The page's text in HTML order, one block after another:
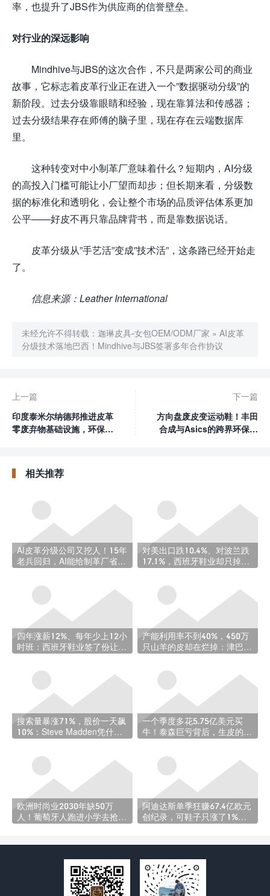
率，也提升了JBS作为供应商的信誉壁垒。
对行业的深远影响
Mindhive与JBS的这次合作，不只是两家公司的商业
故事，它标志着皮革行业正在进入一个”数据驱动分级”的
新阶段。过去分级靠眼睛和经验，现在靠算法和传感器；
过去分级结果存在师傅的脑子里，现在存在云端数据库
里。
这种转变对中小制革厂意味着什么？短期内，AI分级
的高投入门槛可能让小厂望而却步；但长期来看，分级数
据的标准化和透明化，会让整个市场的品质评估体系更加
公平——好皮不再只靠品牌背书，而是靠数据说话。
皮革分级从”手艺活”变成”技术活”，这条路已经开始走
了。
信息来源：Leather International
未经允许不得转载： 迦琳皮具-女包OEM/ODM厂家 » AI皮革
分级技术落地巴西！Mindhive与JBS签署多年合作协议
上一篇
印度泰米尔纳德邦推进皮革
零废弃物基础设施，环保转
下一篇
方向盘废皮变运动鞋！丰田
合成与Asics的跨界环保合
相关推荐
AI皮革分级公司又挖人！15年
老兵回归，AI能给制革厂省多
对美出口跌10.4%、对波兰跌
17.1%，西班牙鞋业却只掉了
四年涨薪12%、每年少上12小
时班：西班牙鞋业签了份让人
产能利用率不到40%，450万
只山羊的皮却在烂掉：津巴布
搜索量暴涨71%，股价一天飙
10%：Steve Madden凭什么
一个季度多花5.75亿美元买
牛！泰森巨亏背后，生皮的日
欧洲时尚业2030年缺50万
人！葡萄牙人跑进小学去抢未
阿迪达斯单季狂赚67.4亿欧元
创纪录，可鞋子只涨了1%